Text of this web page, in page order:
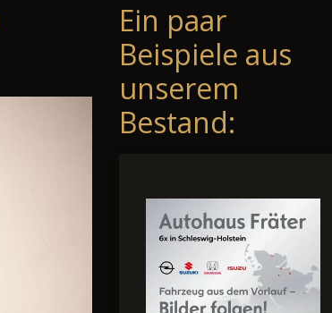
Ein paar
Beispiele aus
unserem
Bestand: